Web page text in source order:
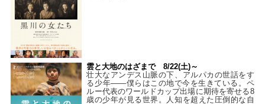
雲と大地のはざまで 8/22(土)～
壮大なアンデス山脈の下、アルパカの世話をす
る少年――僕らはこの地で今を生きている。ペ
ルー代表のワールドカップ出場に期待を寄せる8
歳の少年が見る世界。人知を超えた圧倒的な自